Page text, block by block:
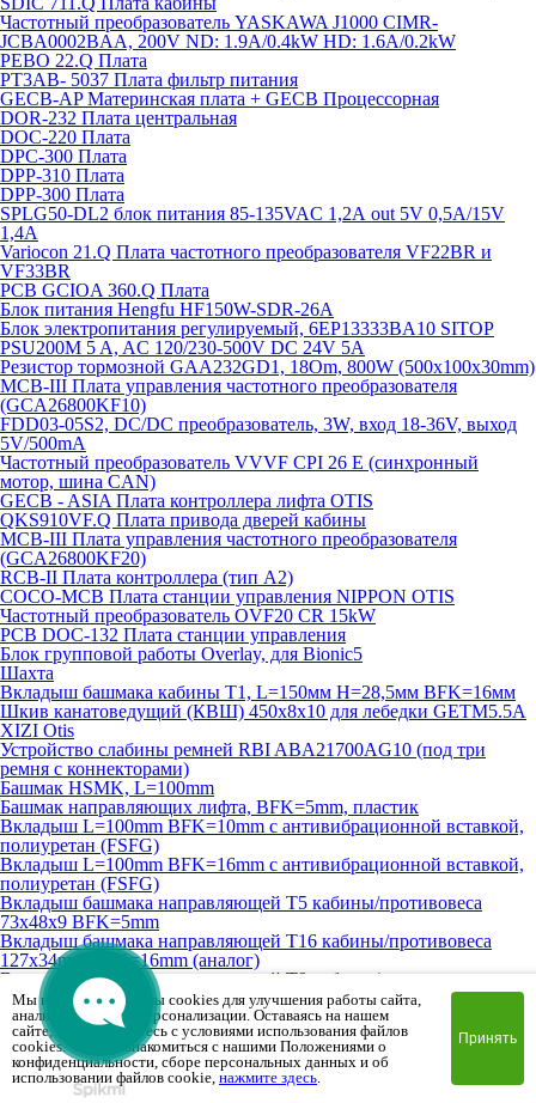
Частотный преобразователь YASKAWA J1000 CIMR-
JCBA0002BAA, 200V ND: 1.9A/0.4kW HD: 1.6A/0.2kW
PEBO 22.Q Плата
РТ3АВ- 5037 Плата фильтр питания
GECB-AP Материнская плата + GECB Процессорная
DOR-232 Плата центральная
DOC-220 Плата
DPC-300 Плата
DPP-310 Плата
DPP-300 Плата
SPLG50-DL2 блок питания 85-135VAC 1,2А out 5V 0,5А/15V
1,4А
Variocon 21.Q Плата частотного преобразователя VF22BR и
VF33BR
PCB GCIOA 360.Q Плата
Блок питания Hengfu HF150W-SDR-26A
Блок электропитания регулируемый, 6EP13333BA10 SITOP
PSU200M 5 A, AC 120/230-500V DC 24V 5A
Резистор тормозной GAA232GD1, 18Om, 800W (500x100x30mm)
MCB-III Плата управления частотного преобразователя
(GCA26800KF10)
FDD03-05S2, DC/DC преобразователь, 3W, вход 18-36V, выход
5V/500mA
Частотный преобразователь VVVF CPI 26 E (синхронный
мотор, шина CAN)
GECB - ASIA Плата контроллера лифта OTIS
QKS910VF.Q Плата привода дверей кабины
MCB-III Плата управления частотного преобразователя
(GCA26800KF20)
RCB-II Плата контроллера (тип A2)
COCO-MCB Плата станции управления NIPPON OTIS
Частотный преобразователь OVF20 CR 15kW
PCB DOC-132 Плата станции управления
Блок групповой работы Overlay, для Bionic5
Шахта
Вкладыш башмака кабины T1, L=150мм H=28,5мм BFK=16мм
Шкив канатоведущий (КВШ) 450х8х10 для лебедки GETM5.5A
XIZI Otis
Устройство слабины ремней RBI ABA21700AG10 (под три
ремня с коннекторами)
Башмак HSMK, L=100mm
Башмак направляющих лифта, BFK=5mm, пластик
Вкладыш L=100mm BFK=10mm с антивибрационной вставкой,
полиуретан (FSFG)
Вкладыш L=100mm BFK=16mm с антивибрационной вставкой,
полиуретан (FSFG)
Вкладыш башмака направляющей T5 кабины/противовеса
73х48х9 BFK=5mm
Вкладыш башмака направляющей T16 кабины/противовеса
127х34mm BFK=16mm (аналог)
Вкладыш башмака направляющей T9 кабины/противовеса
73х48х7mm BFK=10mm
Вкладыш башмака направляющей T10 противовеса L=100мм
BFK=10мм
Шкив канатоведущий (КВШ) 210х6х10 для лебедки Ziehl-Abegg
Контакт контроля обрыва тяговых ремней XP-B30 (на 4 ремня)
Устройство грузовзвешивающее 34-43кН, Dinacell Electronica (на
Мы используем файлы cookies для улучшения работы сайта,
анализа трафика и персонализации. Оставаясь на нашем
сайте, вы соглашаетесь с условиями использования файлов
cookies. Чтобы ознакомиться с нашими Положениями о
конфиденциальности, сборе персональных данных и об
использовании файлов cookie, нажмите здесь.
Принять